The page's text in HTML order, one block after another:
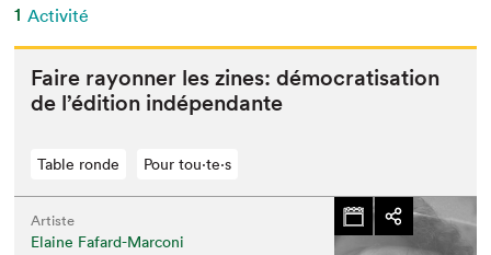
1 Activité
Faire ray­on­ner les zines: démoc­ra­ti­sa­tion
de l’édition indépendante
Table ronde Pour tou⋅te⋅s
Artiste
Elaine Fafard-Marconi